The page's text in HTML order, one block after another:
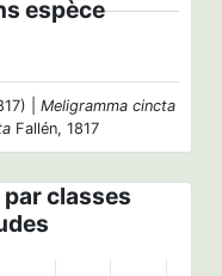
espèce
| Meligramma cincta
Fallén, 1817
classes